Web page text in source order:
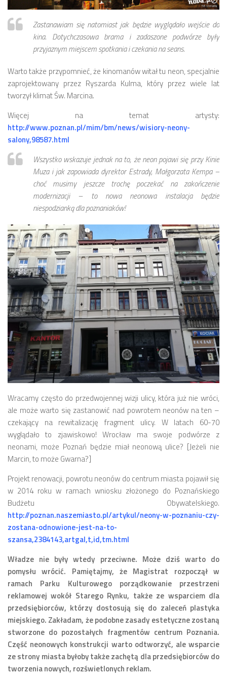
Budżet 2015
Budżet 2016
Projekty
Inicjatywy osiedlowe
Miejsca parkingowe
Patrol Rowerowy 2015
Problemy Szyperska – Piaskowa – Garbary
Nowy projekt organizacji ruchu – Szyperska – Piaskowa
Strefa Tempo 30
Strefa Tempo 30 – etap II i III
Strefa Tempo 30 – etap IV
Nowa organizacja ruchu – ul. Św. Marcin, Ratajczaka, Al.
Marcinkowskiego (Tempo 30)
Archiwum konsultacji
Galeria
Kontakt
Dla mediów
Zastanawiam się natomiast jak będzie wyglądało wejście do
kina. Dotychczasowa brama i zadaszone podwórze były
przyjaznym miejscem spotkania i czekania na seans.
Warto także przypomnieć, że kinomanów witał tu neon, specjalnie
zaprojektowany przez Ryszarda Kulma, który przez wiele lat
tworzył klimat Św. Marcina.
Więcej na temat artysty:
http://www.poznan.pl/mim/bm/news/wisiory-neony-
salony,98587.html
Wszystko wskazuje jednak na to, że neon pojawi się przy Kinie
Muza i jak zapowiada dyrektor Estrady, Małgorzata Kempa –
choć musimy jeszcze trochę poczekać na zakończenie
modernizacji – to nowa neonowa instalacja będzie
niespodzianką dla poznaniaków!
Wracamy często do przedwojennej wizji ulicy, która już nie wróci,
ale może warto się zastanowić nad powrotem neonów na ten –
czekający na rewitalizację fragment ulicy. W latach 60-70
wyglądało to zjawiskowo! Wrocław ma swoje podwórze z
neonami, może Poznań będzie miał neonową ulice? [Jeżeli nie
Marcin, to może Gwarna?]
Projekt renowacji, powrotu neonów do centrum miasta pojawił się
w 2014 roku w ramach wniosku złożonego do Poznańskiego
Budżetu Obywatelskiego.
http://poznan.naszemiasto.pl/artykul/neony-w-poznaniu-czy-
zostana-odnowione-jest-na-to-
szansa,2384143,artgal,t,id,tm.html
Władze nie były wtedy przeciwne. Może dziś warto do
pomysłu wrócić. Pamiętajmy, że Magistrat rozpoczął w
ramach Parku Kulturowego porządkowanie przestrzeni
reklamowej wokół Starego Rynku, także ze wsparciem dla
przedsiębiorców, którzy dostosują się do zaleceń plastyka
miejskiego. Zakładam, że podobne zasady estetyczne zostaną
stworzone do pozostałych fragmentów centrum Poznania.
Część neonowych konstrukcji warto odtworzyć, ale wsparcie
ze strony miasta byłoby także zachętą dla przedsiębiorców do
tworzenia nowych, rozświetlonych reklam.